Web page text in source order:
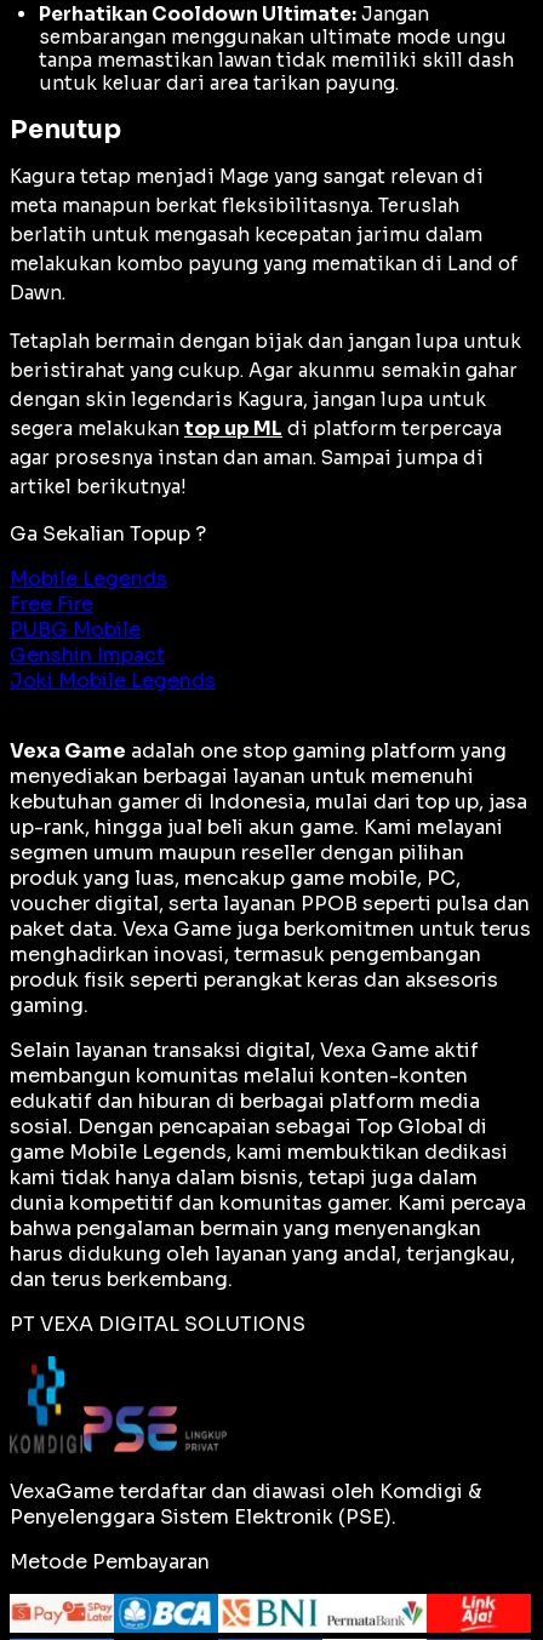
Perhatikan Cooldown Ultimate: Jangan
sembarangan menggunakan ultimate mode ungu
tanpa memastikan lawan tidak memiliki skill dash
untuk keluar dari area tarikan payung.
Penutup
Kagura tetap menjadi Mage yang sangat relevan di
meta manapun berkat fleksibilitasnya. Teruslah
berlatih untuk mengasah kecepatan jarimu dalam
melakukan kombo payung yang mematikan di Land of
Dawn.
Tetaplah bermain dengan bijak dan jangan lupa untuk
beristirahat yang cukup. Agar akunmu semakin gahar
dengan skin legendaris Kagura, jangan lupa untuk
segera melakukan top up ML di platform terpercaya
agar prosesnya instan dan aman. Sampai jumpa di
artikel berikutnya!
Ga Sekalian Topup ?
Mobile Legends
Free Fire
PUBG Mobile
Genshin Impact
Joki Mobile Legends
Vexa Game adalah one stop gaming platform yang
menyediakan berbagai layanan untuk memenuhi
kebutuhan gamer di Indonesia, mulai dari top up, jasa
up-rank, hingga jual beli akun game. Kami melayani
segmen umum maupun reseller dengan pilihan
produk yang luas, mencakup game mobile, PC,
voucher digital, serta layanan PPOB seperti pulsa dan
paket data. Vexa Game juga berkomitmen untuk terus
menghadirkan inovasi, termasuk pengembangan
produk fisik seperti perangkat keras dan aksesoris
gaming.
Selain layanan transaksi digital, Vexa Game aktif
membangun komunitas melalui konten-konten
edukatif dan hiburan di berbagai platform media
sosial. Dengan pencapaian sebagai Top Global di
game Mobile Legends, kami membuktikan dedikasi
kami tidak hanya dalam bisnis, tetapi juga dalam
dunia kompetitif dan komunitas gamer. Kami percaya
bahwa pengalaman bermain yang menyenangkan
harus didukung oleh layanan yang andal, terjangkau,
dan terus berkembang.
PT VEXA DIGITAL SOLUTIONS
VexaGame terdaftar dan diawasi oleh Komdigi &
Penyelenggara Sistem Elektronik (PSE).
Metode Pembayaran